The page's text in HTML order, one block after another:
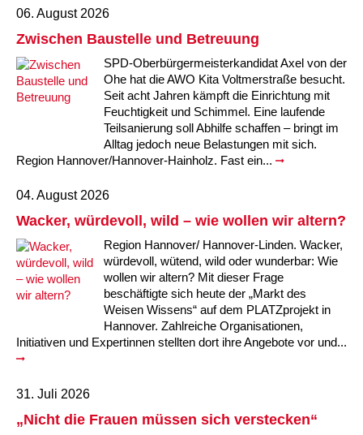
Kindertagesstätte Klaus-Müller-Kilian-Weg /
Kindertagesstätte König-Ludwig-Straße
Kindertagesstätte Langes Feld “Deisterspatzen”
Kindertagesstätte Moorlilienweg /
Kindertagesstätte Petermannstraße /
Familienzentrum
Kindertagesstätte Pfarrlandplatz
Kindertagesstätte Rosenbergstraße
Krippe Schleswiger Straße
Kindertagesstätte Sylter Weg
Kindertagesstätte Hiltrud-Grote-Weg
Kindertagesstätte Ibykusweg / Familienzentrum
Kindertagesstätte Johannes-Lau-Hof
Kindertagesstätte Kapellenbrink /
Kindertagesstätte Klaus-Müller-Kilian-Weg /
“Mäuseburg” / Familienzentrum
Kindertagesstätte König-Ludwig-Straße
Kindertagesstätte Langes Feld “Deisterspatzen”
Kindertagesstätte Levester Straße
Kindertagesstätte Mühenkamp / Familienzentrum
06. August 2026
Zwischen Baustelle und Betreuung
SPD-Oberbürgermeisterkandidat Axel von der
Ohe hat die AWO Kita Voltmerstraße besucht.
Seit acht Jahren kämpft die Einrichtung mit
Feuchtigkeit und Schimmel. Eine laufende
Teilsanierung soll Abhilfe schaffen – bringt im
Alltag jedoch neue Belastungen mit sich.
Region Hannover/Hannover-Hainholz. Fast ein...
04. August 2026
Wacker, würdevoll, wild – wie wollen wir altern?
Region Hannover/ Hannover-Linden. Wacker,
würdevoll, wütend, wild oder wunderbar: Wie
wollen wir altern? Mit dieser Frage
beschäftigte sich heute der „Markt des
Weisen Wissens“ auf dem PLATZprojekt in
Hannover. Zahlreiche Organisationen,
Initiativen und Expertinnen stellten dort ihre Angebote vor und...
31. Juli 2026
„Nicht die Frauen müssen sich verstecken“